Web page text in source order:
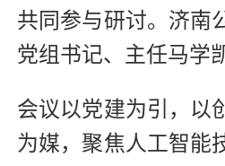
共同参与研讨。济南
党组书记、主任马学
会议以党建为引，以
为媒，聚焦人工智能